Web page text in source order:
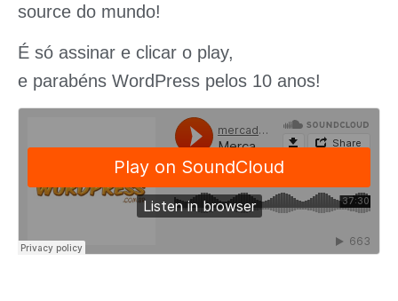
source do mundo!
É só assinar e clicar o play,
e parabéns WordPress pelos 10 anos!